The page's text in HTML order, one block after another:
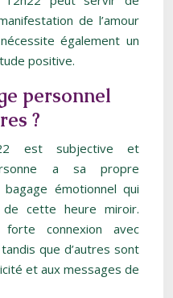
de l’amour
également un
positive.
personnel
?
est subjective et
a sa propre
émotionnel qui
de cette heure miroir.
connexion avec
que d’autres sont
et aux messages de